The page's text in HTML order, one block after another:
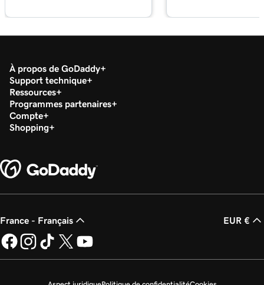
À propos de GoDaddy
Support technique
Ressources
Programmes partenaires
Compte
Shopping
France - Français EUR €